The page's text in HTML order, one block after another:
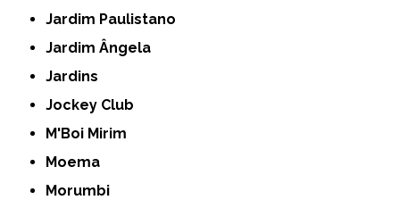
Jardim Paulistano
Jardim Ângela
Jardins
Jockey Club
M'Boi Mirim
Moema
Morumbi